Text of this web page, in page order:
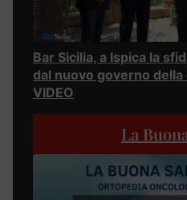
Bar Sicilia, a Ispica la
dal nuovo governo della
VIDEO
La